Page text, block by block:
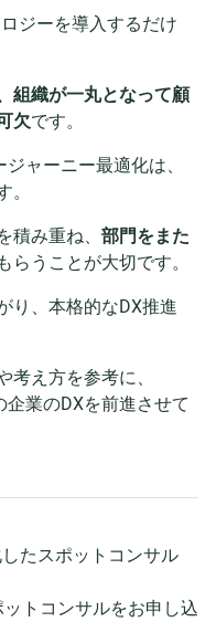
ジーを導入するだけ
組織が一丸となって顧
欠です。
ャーニー最適化は、
積み重ね、 部門をまた
らうことが大切です。
り、本格的なDX推進
え方を参考に、
業のDXを前進させて
たスポットコンサル
トコンサルをお申し込